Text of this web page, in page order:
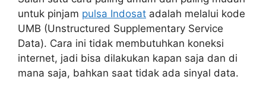
untuk pinjam pulsa Indosat adalah melalui kode
UMB (Unstructured Supplementary Service
Data). Cara ini tidak membutuhkan koneksi
internet, jadi bisa dilakukan kapan saja dan di
mana saja, bahkan saat tidak ada sinyal data.